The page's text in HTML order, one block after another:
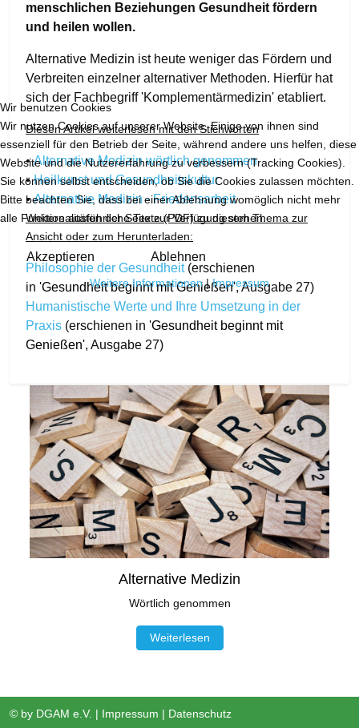
menschlichen Beziehungen Gesundheit fördern
und heilen wollen.
Alternative Medizin ist heute weniger das Fördern und
Verbreiten einzelner alternativer Methoden. Hierfür hat
sich der Fachbegriff 'Komplementärmedizin' etabliert.
Diesen Artikel weiterlesen mit den Stichworten
•Alternative Medizin wörtlich genommen
•Heilkunst und Gesundheitskultur
•Alternative Medizin - Friedensarbeit
Weitere ausführliche Texte (PDF) zu diesem Thema zur
Ansicht oder zum Herunterladen:
Philosophie der Gesundheit(erschienen
in 'Gesundheit beginnt mit Genießen', Ausgabe 27)
Humanistische Werte und Ihre Umsetzung in der
Praxis (erschienen in 'Gesundheit beginnt mit
Genießen', Ausgabe 27)
Alternative Medizin
Wörtlich genommen
Weiterlesen
© by DGAM e.V. | Impressum | Datenschutz
Wir benutzen Cookies
Wir nutzen Cookies auf unserer Website. Einige von ihnen sind
essenziell für den Betrieb der Seite, während andere uns helfen, diese
Website und die Nutzererfahrung zu verbessern (Tracking Cookies).
Sie können selbst entscheiden, ob Sie die Cookies zulassen möchten.
Bitte beachten Sie, dass bei einer Ablehnung womöglich nicht mehr
alle Funktionalitäten der Seite zur Verfügung stehen.
Akzeptieren Ablehnen
Weitere Informationen|Impressum